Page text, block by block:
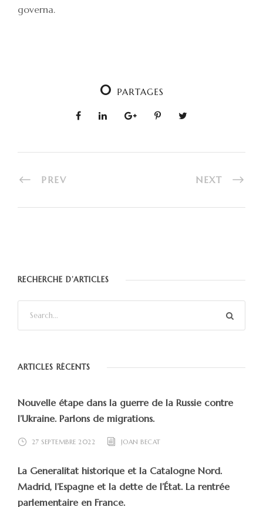
governa.
0 PARTAGES
PREV NEXT
RECHERCHE D’ARTICLES
ARTICLES RÉCENTS
Nouvelle étape dans la guerre de la Russie contre
l’Ukraine. Parlons de migrations.
27 SEPTEMBRE 2022 JOAN BECAT
La Generalitat historique et la Catalogne Nord.
Madrid, l’Espagne et la dette de l’État. La rentrée
parlementaire en France.